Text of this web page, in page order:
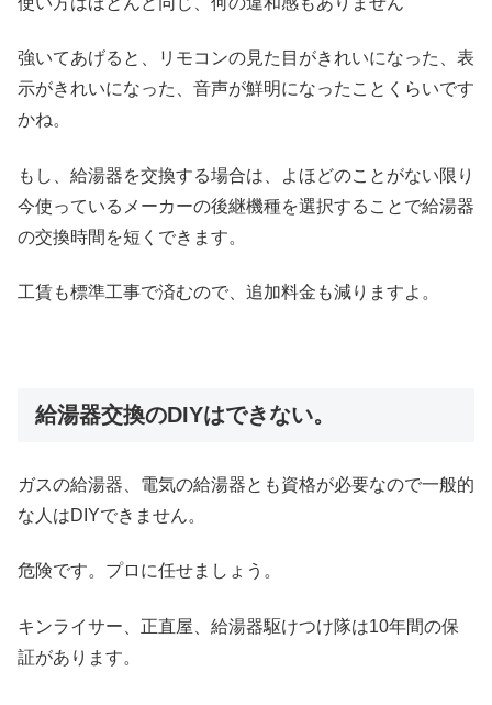
強いてあげると、リモコンの見た目がきれいになった、表
示がきれいになった、音声が鮮明になったことくらいです
かね。
もし、給湯器を交換する場合は、よほどのことがない限り
今使っているメーカーの後継機種を選択することで給湯器
の交換時間を短くできます。
工賃も標準工事で済むので、追加料金も減りますよ。
給湯器交換のDIYはできない。
ガスの給湯器、電気の給湯器とも資格が必要なので一般的
な人はDIYできません。
危険です。プロに任せましょう。
キンライサー、正直屋、給湯器駆けつけ隊は10年間の保
証があります。